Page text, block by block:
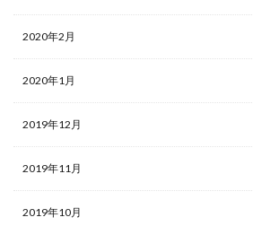
2020年2月
2020年1月
2019年12月
2019年11月
2019年10月